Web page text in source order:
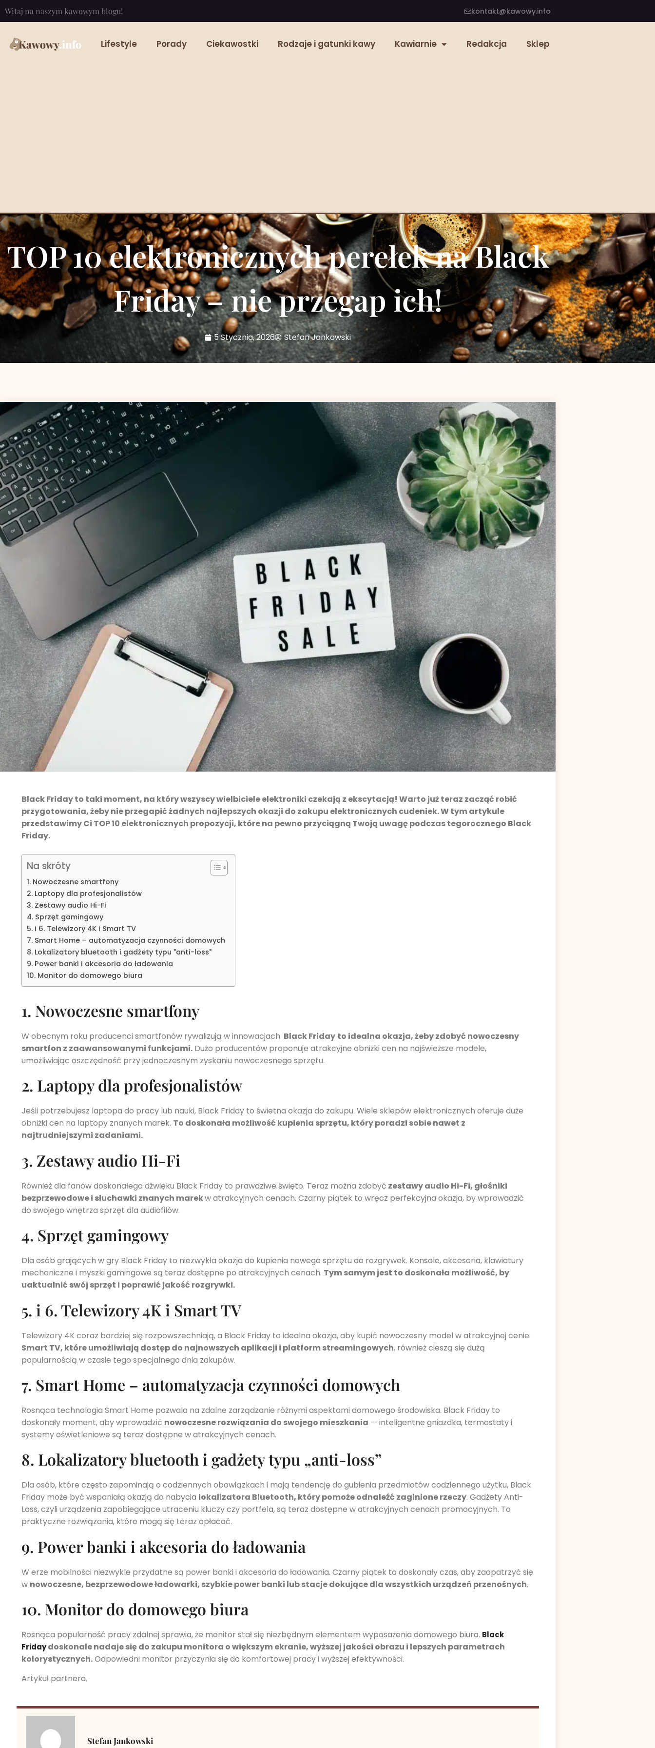
Witaj na naszym kawowym blogu! kontakt@kawowy.info
Lifestyle Porady Ciekawostki Rodzaje i gatunki kawy Kawiarnie Redakcja Sklep
TOP 10 elektronicznych perełek na Black
Friday – nie przegap ich!
5 Stycznia, 2026 Stefan Jankowski
Black Friday to taki moment, na który wszyscy wielbiciele elektroniki czekają z ekscytacją! Warto już teraz zacząć robić
przygotowania, żeby nie przegapić żadnych najlepszych okazji do zakupu elektronicznych cudeniek. W tym artykule
przedstawimy Ci TOP 10 elektronicznych propozycji, które na pewno przyciągną Twoją uwagę podczas tegorocznego Black
Friday.
Na skróty
1. Nowoczesne smartfony
2. Laptopy dla profesjonalistów
3. Zestawy audio Hi-Fi
4. Sprzęt gamingowy
5. i 6. Telewizory 4K i Smart TV
7. Smart Home – automatyzacja czynności domowych
8. Lokalizatory bluetooth i gadżety typu "anti-loss"
9. Power banki i akcesoria do ładowania
10. Monitor do domowego biura
1. Nowoczesne smartfony
W obecnym roku producenci smartfonów rywalizują w innowacjach. Black Friday to idealna okazja, żeby zdobyć nowoczesny
smartfon z zaawansowanymi funkcjami. Dużo producentów proponuje atrakcyjne obniżki cen na najświeższe modele,
umożliwiając oszczędność przy jednoczesnym zyskaniu nowoczesnego sprzętu.
2. Laptopy dla profesjonalistów
Jeśli potrzebujesz laptopa do pracy lub nauki, Black Friday to świetna okazja do zakupu. Wiele sklepów elektronicznych oferuje duże
obniżki cen na laptopy znanych marek. To doskonała możliwość kupienia sprzętu, który poradzi sobie nawet z
najtrudniejszymi zadaniami.
3. Zestawy audio Hi-Fi
Również dla fanów doskonałego dźwięku Black Friday to prawdziwe święto. Teraz można zdobyć zestawy audio Hi-Fi, głośniki
bezprzewodowe i słuchawki znanych marekw atrakcyjnych cenach. Czarny piątek to wręcz perfekcyjna okazja, by wprowadzić
do swojego wnętrza sprzęt dla audiofilów.
4. Sprzęt gamingowy
Dla osób grających w gry Black Friday to niezwykła okazja do kupienia nowego sprzętu do rozgrywek. Konsole, akcesoria, klawiatury
mechaniczne i myszki gamingowe są teraz dostępne po atrakcyjnych cenach. Tym samym jest to doskonała możliwość, by
uaktualnić swój sprzęt i poprawić jakość rozgrywki.
5. i 6. Telewizory 4K i Smart TV
Telewizory 4K coraz bardziej się rozpowszechniają, a Black Friday to idealna okazja, aby kupić nowoczesny model w atrakcyjnej cenie.
Smart TV, które umożliwiają dostęp do najnowszych aplikacji i platform streamingowych, również cieszą się dużą
popularnością w czasie tego specjalnego dnia zakupów.
7. Smart Home – automatyzacja czynności domowych
Rosnąca technologia Smart Home pozwala na zdalne zarządzanie różnymi aspektami domowego środowiska. Black Friday to
doskonały moment, aby wprowadzić nowoczesne rozwiązania do swojego mieszkania — inteligentne gniazdka, termostaty i
systemy oświetleniowe są teraz dostępne w atrakcyjnych cenach.
8. Lokalizatory bluetooth i gadżety typu „anti-loss”
Dla osób, które często zapominają o codziennych obowiązkach i mają tendencję do gubienia przedmiotów codziennego użytku, Black
Friday może być wspaniałą okazją do nabycia lokalizatora Bluetooth, który pomoże odnaleźć zaginione rzeczy. Gadżety Anti-
Loss, czyli urządzenia zapobiegające utraceniu kluczy czy portfela, są teraz dostępne w atrakcyjnych cenach promocyjnych. To
praktyczne rozwiązania, które mogą się teraz opłacać.
9. Power banki i akcesoria do ładowania
W erze mobilności niezwykle przydatne są power banki i akcesoria do ładowania. Czarny piątek to doskonały czas, aby zaopatrzyć się
w nowoczesne, bezprzewodowe ładowarki, szybkie power banki lub stacje dokujące dla wszystkich urządzeń przenośnych.
10. Monitor do domowego biura
Rosnąca popularność pracy zdalnej sprawia, że monitor stał się niezbędnym elementem wyposażenia domowego biura. Black
Fridaydoskonale nadaje się do zakupu monitora o większym ekranie, wyższej jakości obrazu i lepszych parametrach
kolorystycznych.Odpowiedni monitor przyczynia się do komfortowej pracy i wyższej efektywności.
Artykuł partnera.
Stefan Jankowski